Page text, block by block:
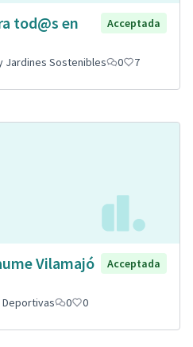
tod@s en
Acceptada
Jardines Sostenibles 0 7
Vilamajó
Acceptada
0 0